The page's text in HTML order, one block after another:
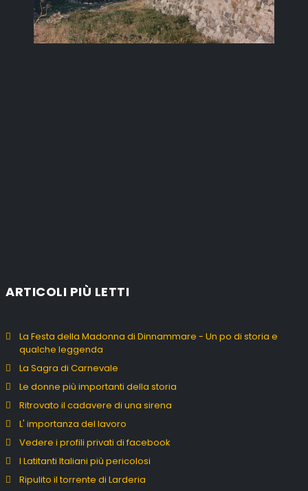
ARTICOLI PIÙ LETTI
La Festa della Madonna di Dinnammare - Un po di storia e
qualche leggenda
La Sagra di Carnevale
Le donne più importanti della storia
Ritrovato il cadavere di una sirena
L' importanza del lavoro
Vedere i profili privati di facebook
I Latitanti Italiani più pericolosi
Ripulito il torrente di Larderia